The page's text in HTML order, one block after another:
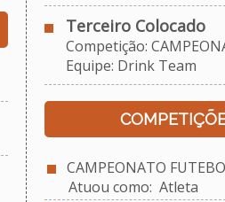
Terceiro Colocado
Competição:
Equipe: Drink Team
CAMPEONATO
Atuou como: Atleta